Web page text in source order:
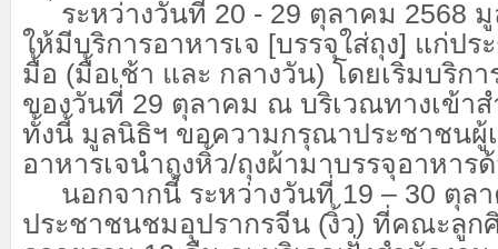
ระหว่างวันที่ 20 - 29 ตุลาคม 2568 มู
ให้มีบริการอาหารเจ [บรรจุใส่ถุง] แก่ป
มื้อ (มื้อเช้า และ กลางวัน) โดยเริ่มบริก
ของวันที่ 29 ตุลาคม ณ บริเวณทางเข้า
ทั้งนี้ มูลนิธิฯ ขอความกรุณาประชาชนผู้
อาหารเจนำถุงหิ้ว/ถุงผ้ามาบรรจุอาหาร
นอกจากนี้ ระหว่างวันที่ 19 – 30 ตุล
ประชาชนชมอุปรากรจีน (งิ้ว) ที่คณะลูก